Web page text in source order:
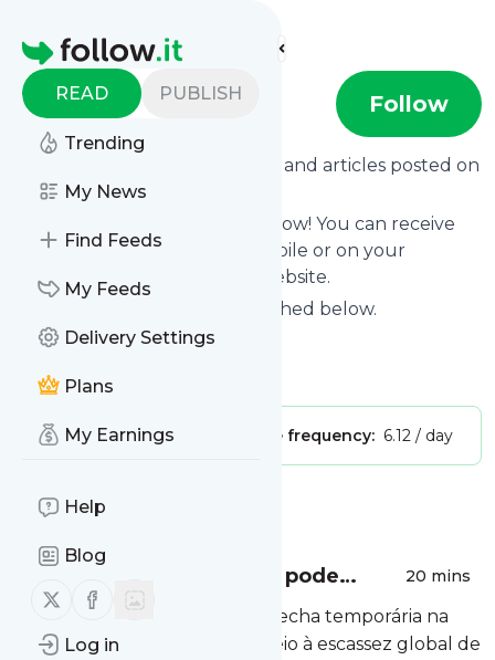
Homepage
READ PUBLISH
Trending
My News
Find Feeds
My Feeds
Delivery Settings
Plans
My Earnings
Help
Blog
Follow us on X (twitter)
Follow us on Facebook
Log in
Find more feeds
Nexo Jornal Follow
Want to know the latest news and articles posted on
Nexo Jornal?
Then subscribe to their feed now! You can receive
their updates by email, via mobile or on your
personal news page on this website.
See what they recently published below.
Website title: Nexo Jornal
Is this your feed?
Publisher:Unclaimed! Message frequency: 6.12 / day
Message
Por que a água encanada pode
passar a vir sem flúor
20 mins
Setor de saneamento quer brecha temporária na
fluoretação obrigatória em meio à escassez global de